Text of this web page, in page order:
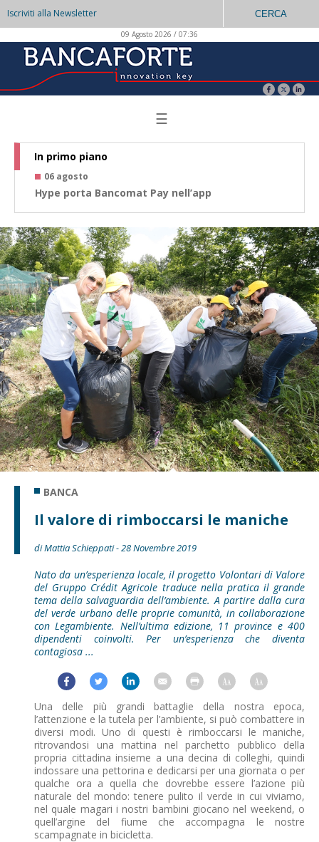
Iscriviti alla Newsletter CERCA
09 Agosto 2026 / 07:36
☰
In primo piano
06 agosto
Hype porta Bancomat Pay nell’app
BANCA
Il valore di rimboccarsi le maniche
di Mattia Schieppati - 28 Novembre 2019
Nato da un’esperienza locale, il progetto Volontari di Valore
del Gruppo Crédit Agricole traduce nella pratica il grande
tema della salvaguardia dell’ambiente. A partire dalla cura
del verde urbano delle proprie comunità, in collaborazione
con Legambiente. Nell’ultima edizione, 11 province e 400
dipendenti coinvolti. Per un’esperienza che diventa
contagiosa ...
Una delle più grandi battaglie della nostra epoca,
l’attenzione e la tutela per l’ambiente, si può combattere in
diversi modi. Uno di questi è rimboccarsi le maniche,
ritrovandosi una mattina nel parchetto pubblico della
propria cittadina insieme a una decina di colleghi, quindi
indossare una pettorina e dedicarsi per una giornata o per
qualche ora a quella che dovrebbe essere l’azione più
naturale del mondo: tenere pulito il verde in cui viviamo,
nel quale magari i nostri bambini giocano nel weekend, o
quell’argine del fiume che accompagna le nostre
scampagnate in bicicletta.